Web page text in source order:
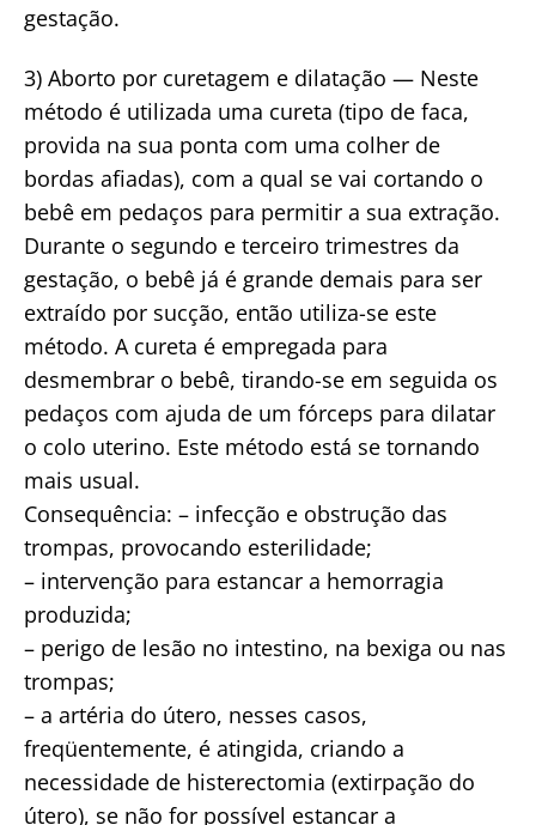
gestação.
3) Aborto por curetagem e dilatação — Neste
método é utilizada uma cureta (tipo de faca,
provida na sua ponta com uma colher de
bordas afiadas), com a qual se vai cortando o
bebê em pedaços para permitir a sua extração.
Durante o segundo e terceiro trimestres da
gestação, o bebê já é grande demais para ser
extraído por sucção, então utiliza-se este
método. A cureta é empregada para
desmembrar o bebê, tirando-se em seguida os
pedaços com ajuda de um fórceps para dilatar
o colo uterino. Este método está se tornando
mais usual.
Consequência: – infecção e obstrução das
trompas, provocando esterilidade;
– intervenção para estancar a hemorragia
produzida;
– perigo de lesão no intestino, na bexiga ou nas
trompas;
– a artéria do útero, nesses casos,
freqüentemente, é atingida, criando a
necessidade de histerectomia (extirpação do
útero), se não for possível estancar a